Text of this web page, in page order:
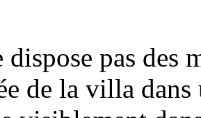
pas des
de la villa